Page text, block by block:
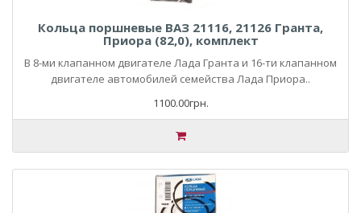
Кольца поршневые ВАЗ 21116, 21126 Гранта,
Приора (82,0), комплект
В 8-ми клапанном двигателе Лада Гранта и 16-ти клапанном
двигателе автомобилей семейства Лада Приора..
1100.00грн.